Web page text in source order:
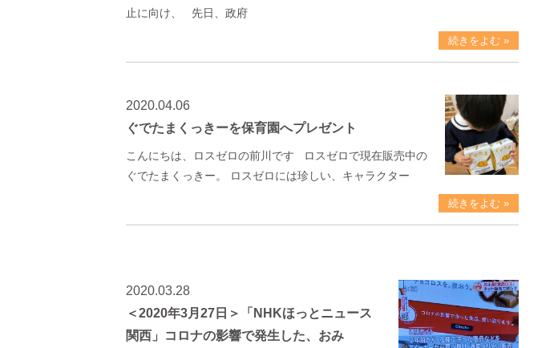
止に向け、 先日、政府
続きをよむ »
2020.04.06
ぐでたまくっきーを保育園へプレゼント
こんにちは、ロスゼロの前川です ロスゼロで現在販売中の
ぐでたまくっきー。 ロスゼロには珍しい、キャラクター
続きをよむ »
2020.03.28
＜2020年3月27日＞「NHKほっとニュース
関西」コロナの影響で発生した、おみ